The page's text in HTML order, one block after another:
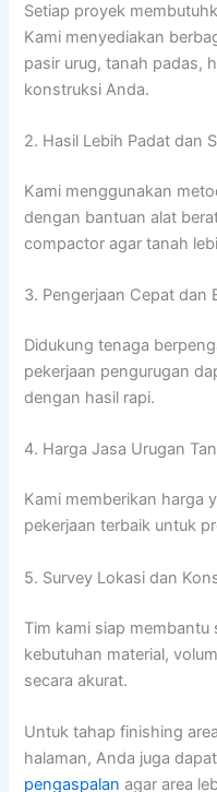
Setiap proyek
Kami menyediakan
pasir urug, tanah padas,
konstruksi Anda.
2. Hasil Lebih Padat dan
Kami menggunakan
dengan bantuan alat
compactor agar tanah
3. Pengerjaan Cepat dan
Didukung tenaga
pekerjaan pengurugan
dengan hasil rapi.
4. Harga Jasa Urugan
Kami memberikan harga
pekerjaan terbaik untuk
5. Survey Lokasi dan
Tim kami siap
kebutuhan material,
secara akurat.
Untuk tahap finishing
halaman, Anda juga
pengaspalan agar area